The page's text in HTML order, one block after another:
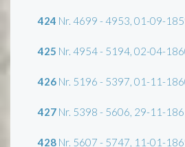
424 Nr. 4699 - 4953, 01-09-
425 Nr. 4954 - 5194, 02-04-
426 Nr. 5196 - 5397, 01-11-
427 Nr. 5398 - 5606, 29-11-
428 Nr. 5607 - 5747, 11-01-